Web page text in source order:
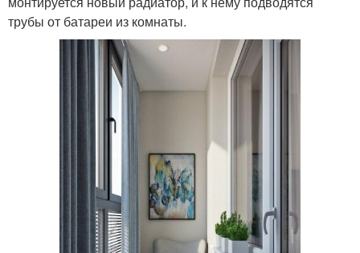
трубы от батареи из комнаты.